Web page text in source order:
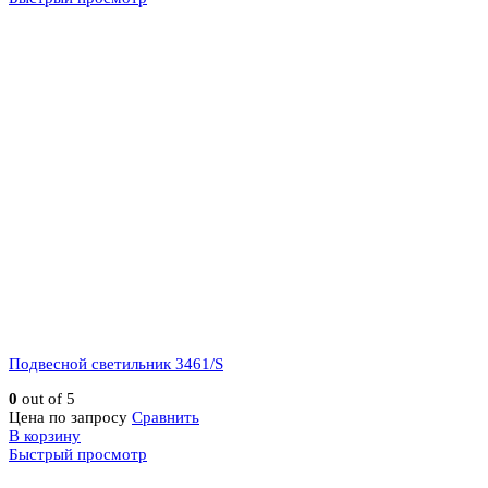
Подвесной светильник 3461/S
0 out of 5
Цена по запросу Сравнить
В корзину
Быстрый просмотр